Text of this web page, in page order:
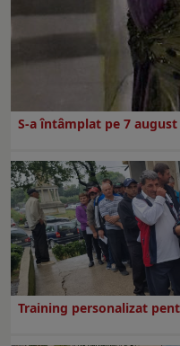
S-a întâmplat pe 7 august
Training personalizat